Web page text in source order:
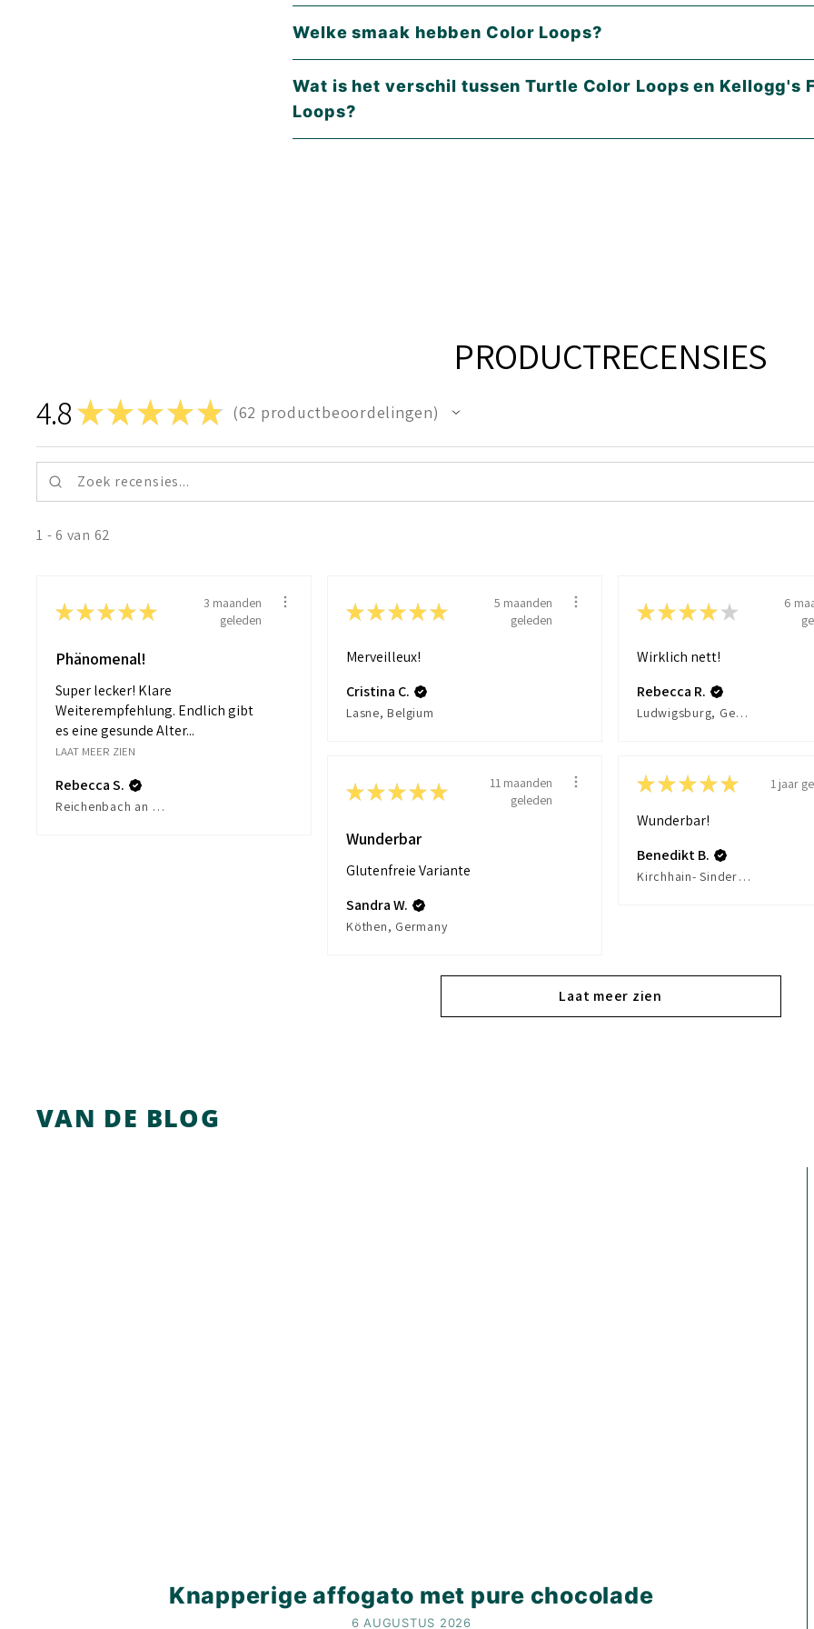
Welke smaak hebben Color Loops?
Wat is het verschil tussen Turtle Color Loops en Kellogg's Froot
Loops?
PRODUCTRECENSIES
4.8★★★★★ 62 productbeoordelingen
62
1 - 6 van 62
★★★★★
3 maanden
geleden
Phänomenal!
Super lecker! Klare
Weiterempfehlung. Endlich gibt
es eine gesunde Alter...
LAAT MEER ZIEN
Rebecca S.
Reichenbach an der Fils, Germany
★★★★★
5 maanden
geleden
Merveilleux!
Cristina C.
Lasne, Belgium
★★★★ ★
6
Wirklich nett!
Rebecca R.
Ludwigsburg, Germany
★★★★★
11 maanden
geleden
Wunderbar
Glutenfreie Variante
Sandra W.
Köthen, Germany
★★★★★ 1 jaar
Wunderbar!
Benedikt B.
Kirchhain- Sindersfeld, Germany
Laat meer zien
VAN DE BLOG
Knapperige affogato met pure chocolade
6 AUGUSTUS 2026